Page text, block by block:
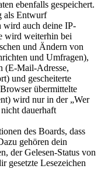
ebenfalls gespeichert.
als Entwurf
wird auch deine IP-
wird weiterhin bei
und Ändern von
und Umfragen),
(E-Mail-Adresse,
und gescheiterte
übermittelte
wird nur in der „Wer
dauerhaft
des Boards, dass
gehören dein
der Gelesen-Status von
gesetzte Lesezeichen